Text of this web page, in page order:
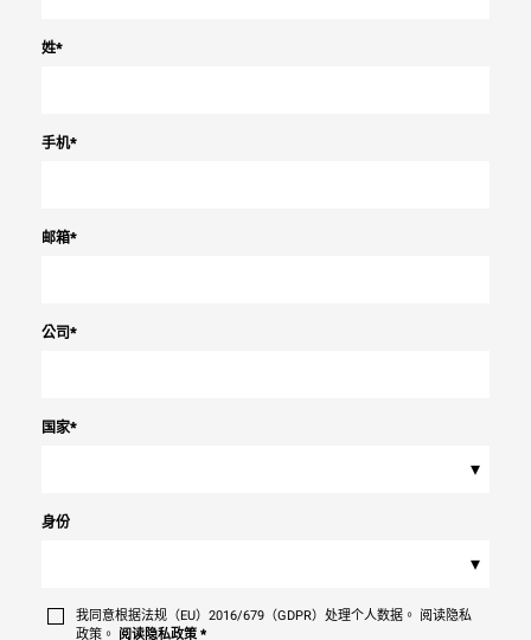
姓*
手机*
邮箱*
公司*
国家*
▾
身份
▾
我同意根据法规（EU）2016/679（GDPR）处理个人数据。 阅读隐私
政策。 阅读隐私政策 *